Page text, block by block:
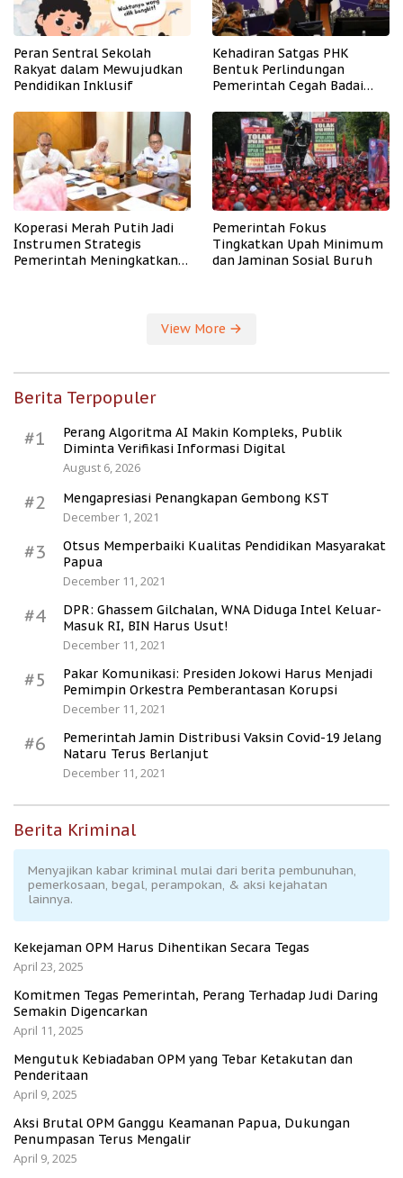
Peran Sentral Sekolah
Rakyat dalam Mewujudkan
Pendidikan Inklusif
Kehadiran Satgas PHK
Bentuk Perlindungan
Pemerintah Cegah Badai
Koperasi Merah Putih Jadi
Instrumen Strategis
Pemerintah Meningkatkan
Pemerintah Fokus
Tingkatkan Upah Minimum
dan Jaminan Sosial Buruh
View More
Berita Terpopuler
#1
Perang Algoritma AI Makin Kompleks, Publik
Diminta Verifikasi Informasi Digital
August 6, 2026
#2
Mengapresiasi Penangkapan Gembong KST
December 1, 2021
#3
Otsus Memperbaiki Kualitas Pendidikan Masyarakat
Papua
December 11, 2021
#4
DPR: Ghassem Gilchalan, WNA Diduga Intel Keluar-
Masuk RI, BIN Harus Usut!
December 11, 2021
#5
Pakar Komunikasi: Presiden Jokowi Harus Menjadi
Pemimpin Orkestra Pemberantasan Korupsi
December 11, 2021
#6
Pemerintah Jamin Distribusi Vaksin Covid-19 Jelang
Nataru Terus Berlanjut
December 11, 2021
Berita Kriminal
Menyajikan kabar kriminal mulai dari berita pembunuhan,
pemerkosaan, begal, perampokan, & aksi kejahatan
lainnya.
Kekejaman OPM Harus Dihentikan Secara Tegas
April 23, 2025
Komitmen Tegas Pemerintah, Perang Terhadap Judi Daring
Semakin Digencarkan
April 11, 2025
Mengutuk Kebiadaban OPM yang Tebar Ketakutan dan
Penderitaan
April 9, 2025
Aksi Brutal OPM Ganggu Keamanan Papua, Dukungan
Penumpasan Terus Mengalir
April 9, 2025